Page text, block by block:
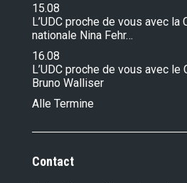
15.08
L’UDC proche de vous avec la
nationale Nina Fehr…
16.08
L’UDC proche de vous avec
Bruno Walliser
Alle Termine
Contact